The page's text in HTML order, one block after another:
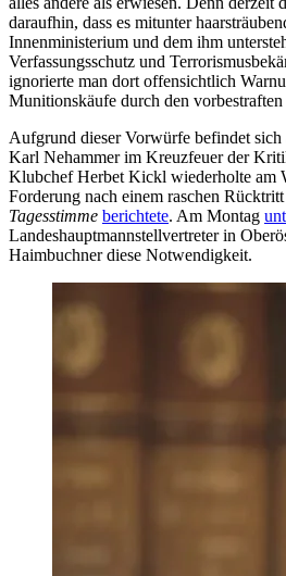
daraufhin, dass es mitunter
Innenministerium und dem ihm
Verfassungsschutz und
ignorierte man dort offensichtlich
Munitionskäufe durch den
Aufgrund dieser Vorwürfe befindet
Karl Nehammer im Kreuzfeuer der
Klubchef Herbet Kickl wiederholte am
Forderung nach einem raschen
Tagesstimme berichtete. Am Montag
Landeshauptmannstellvertreter in
Haimbuchner diese Notwendigkeit.